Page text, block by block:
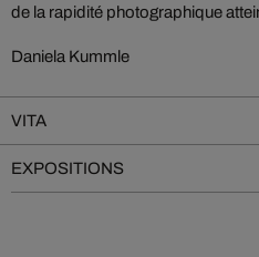
de la rapidité photographique
Daniela Kummle
VITA
EXPOSITIONS